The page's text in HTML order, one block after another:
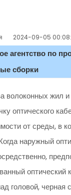
2024-09-05
агентство по
сборки
волоконных жил и
оптического
от среды, в
наружный
оптический
головой,